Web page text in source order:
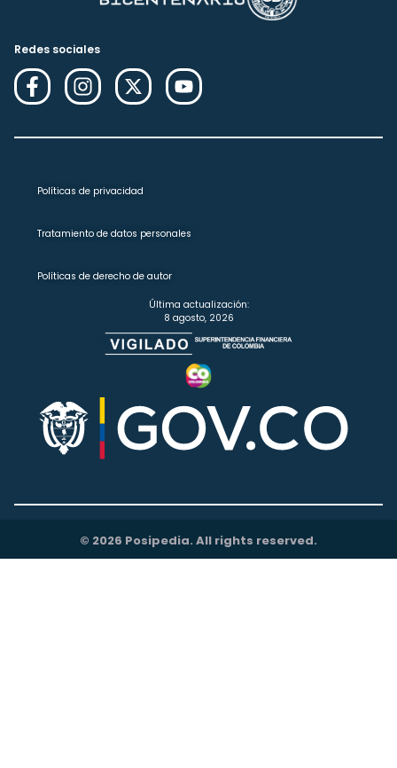
Redes sociales
Políticas de privacidad
Tratamiento de datos personales
Políticas de derecho de autor
Última actualización:
8 agosto, 2026
© 2026 Posipedia. All rights reserved.